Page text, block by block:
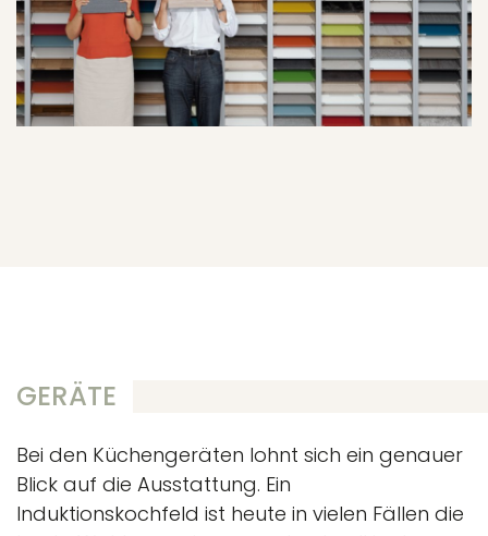
GERÄTE
Bei den Küchengeräten lohnt sich ein genauer
Blick auf die Ausstattung. Ein
Induktionskochfeld ist heute in vielen Fällen die